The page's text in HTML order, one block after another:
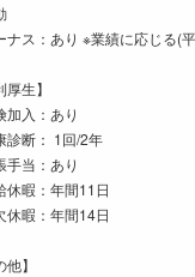
ナス：あり ※業績に応じる(
厚生】
加入：あり
診断： 1回/2年
手当：あり
休暇：年間11日
休暇：年間14日
他】